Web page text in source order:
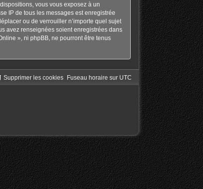
vous vous exposez à un
IP de tous les messages est enregistrée
ou de verrouiller n’importe quel sujet
avez renseignées soient enregistrées dans
», ni phpBB, ne pourront être tenus
Fuseau horaire sur UTC
Supprimer les cookies